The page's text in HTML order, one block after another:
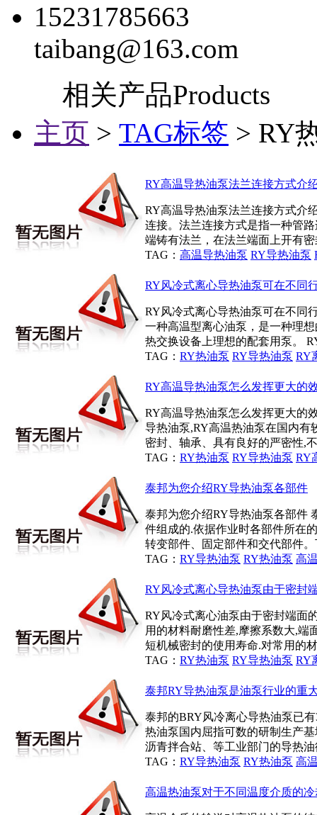
15231785663
taibang@163.com
相关产品Products
主页 > TAG标签 > RY
RY高温导热油泵法兰连接方式介
RY高温导热油泵法兰连接方式介
连接。法兰连接方式是指一种管
端铸有法兰，在法兰端面上开有
TAG： 高温导热油泵 RY导热油泵
RY风冷式离心导热油泵可在不同
RY风冷式离心导热油泵可在不同
一种高温型离心油泵，是一种理
热交换设备上理想的配套用泵。
TAG： RY热油泵 RY导热油泵 RY
RY高温导热油泵怎么发挥更大的
RY高温导热油泵怎么发挥更大的
导热油泵,RY高温热油泵在国内有
密封、轴承、具有良好的严密性,
TAG： RY热油泵 RY导热油泵 RY
泰邦为您介绍RY导热油泵各部件
泰邦为您介绍RY导热油泵各部件
件组成的.依据作业时各部件所在
转变部件、固定部件和交代部件
TAG： RY导热油泵 RY热油泵 高
RY风冷式离心导热油泵由于密封
RY风冷式离心油泵由于密封端面
用的材料耐磨性差,摩擦系数大,端
短机械密封的使用寿命.对常用的
TAG： RY热油泵 RY导热油泵 RY
泰邦RY导热油泵是油泵行业的重
泰邦的BRY风冷离心导热油泵已
热油泵国内屈指可数的研制生产
沥青拌合站、等工业部门的导热
TAG： RY导热油泵 RY热油泵 高
高温热油泵对于不同温度介质的